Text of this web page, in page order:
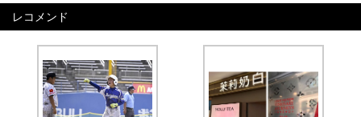
レコメンド